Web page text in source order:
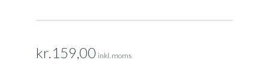
kr.159,00 inkl. moms